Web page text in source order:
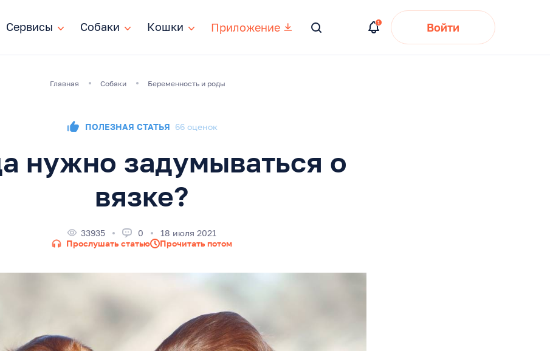
Сервисы
Сервисы Собаки
Собаки Кошки
Кошки Приложение Войти
Главная Собаки Беременность и роды
ПОЛЕЗНАЯ СТАТЬЯ 66 оценок
нужно задумываться о
вязке?
33935 0
18 июля 2021
Прослушать статью
Прочитать потом